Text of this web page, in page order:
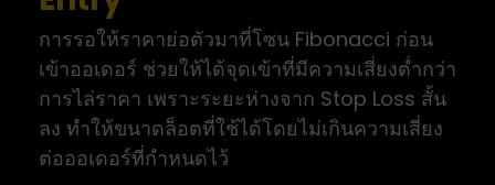
การรอให้ราคาย่อตัวมาที่โซน Fibonacci ก่อน
เข้าออเดอร์ ช่วยให้ได้จุดเข้าที่มีความเสี่ยงต่ำกว่า
การไล่ราคา เพราะระยะห่างจาก Stop Loss สั้น
ลง ทำให้ขนาดล็อตที่ใช้ได้โดยไม่เกินความเสี่ยง
ต่อออเดอร์ที่กำหนดไว้